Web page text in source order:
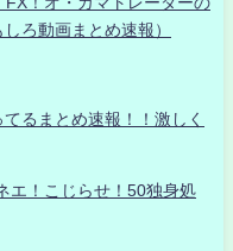
ろ動画まとめ速報）
るまとめ速報！！激しく
エ！こじらせ！50独身処